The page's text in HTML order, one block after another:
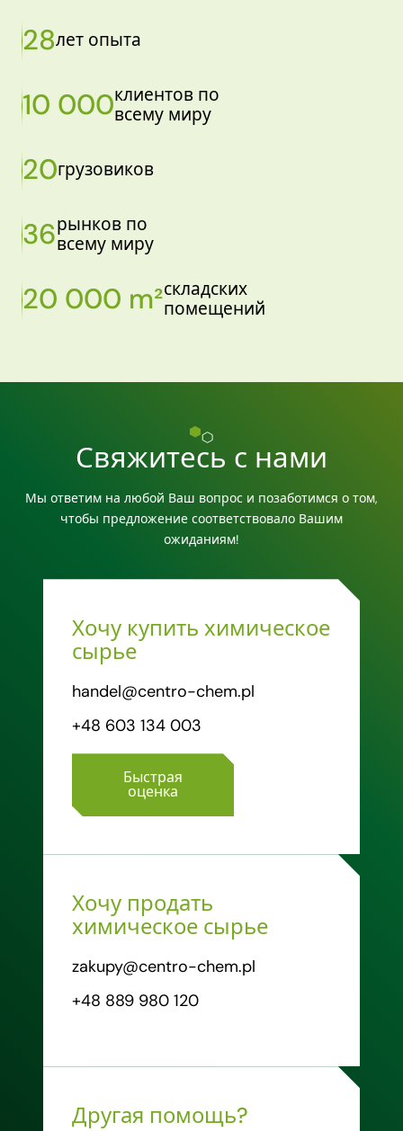
28лет опыта
10 000клиентов по
всему миру
20грузовиков
36рынков по
всему миру
20 000 m²складских
помещений
Свяжитесь с нами
Мы ответим на любой Ваш вопрос и позаботимся о том,
чтобы предложение соответствовало Вашим
ожиданиям!
Хочу купить химическое
сырье
handel@centro-chem.pl
+48 603 134 003
Быстрая
оценка
Хочу продать
химическое сырье
zakupy@centro-chem.pl
+48 889 980 120
Другая помощь?